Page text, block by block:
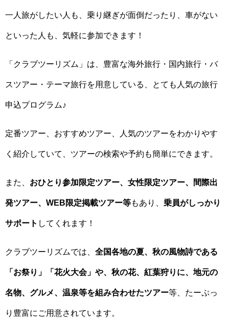
一人旅がしたい人も、乗り継ぎが面倒だったり、車がない
といった人も、気軽に参加できます！
「クラブツーリズム」は、豊富な海外旅行・国内旅行・バ
スツアー・テーマ旅行を用意している、とても人気の旅行
申込プログラム♪
定番ツアー、おすすめツアー、人気のツアーをわかりやす
く紹介していて、ツアーの検索や予約も簡単にできます。
また、 おひとり参加限定ツアー、女性限定ツアー、間際出
発ツアー、WEB限定掲載ツアー等もあり、 乗員がしっかり
サポート してくれます！
クラブツーリズムでは、 全国各地の夏、秋の風物詩である
「お祭り」「花火大会」や、秋の花、紅葉狩りに、地元の
名物、グルメ、温泉等を組み合わせたツアー等、たーぷっ
り豊富にご用意されています。